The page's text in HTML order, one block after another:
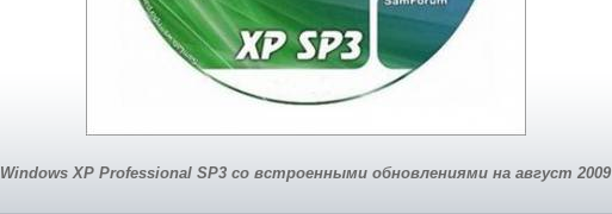
Windows XP Professional SP3 со встроенными обновлениями на август 2009